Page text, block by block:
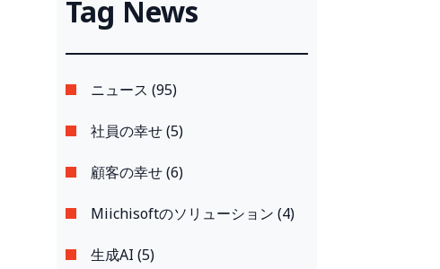
定！
Tag News
ニュース (95)
社員の幸せ (5)
顧客の幸せ (6)
Miichisoftのソリューション (4)
生成AI (5)